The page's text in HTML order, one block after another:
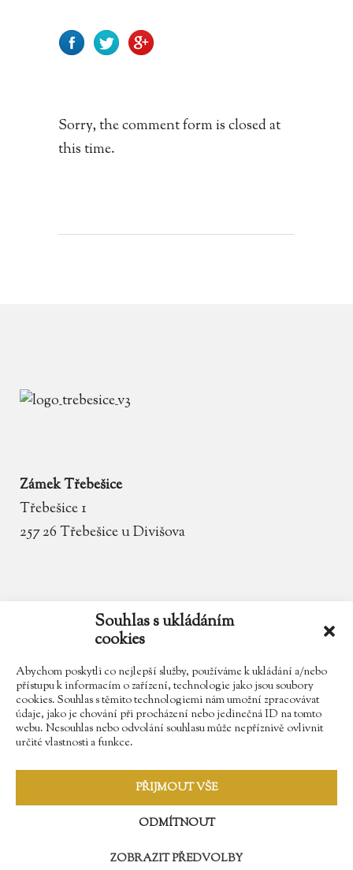
Souhlas s ukládáním
cookies
Abychom poskytli co nejlepší služby, používáme k ukládání a/nebo
přístupu k informacím o zařízení, technologie jako jsou soubory
cookies. Souhlas s těmito technologiemi nám umožní zpracovávat
údaje, jako je chování při procházení nebo jedinečná ID na tomto
webu. Nesouhlas nebo odvolání souhlasu může nepříznivě ovlivnit
určité vlastnosti a funkce.
PŘIJMOUT VŠE
ODMÍTNOUT
ZOBRAZIT PŘEDVOLBY
Sorry, the comment form is closed at
this time.
Zámek Třebešice
Třebešice 1
257 26 Třebešice u Divišova
zamek.trebesice@volny.cz
602 354 467
Najdete nás na Facebooku
Sledujte náš Instagram